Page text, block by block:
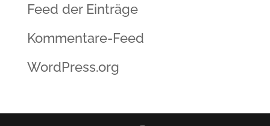
Feed der Einträge
Kommentare-Feed
WordPress.org